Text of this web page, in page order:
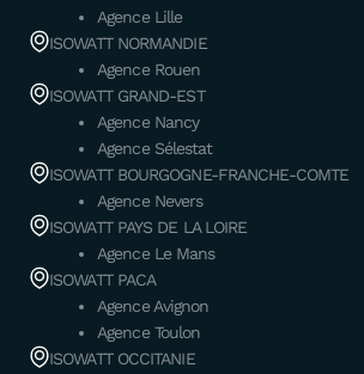
Agence Lille
ISOWATT NORMANDIE
Agence Rouen
ISOWATT GRAND-EST
Agence Nancy
Agence Sélestat
ISOWATT BOURGOGNE-FRANCHE-COMTE
Agence Nevers
ISOWATT PAYS DE LA LOIRE
Agence Le Mans
ISOWATT PACA
Agence Avignon
Agence Toulon
ISOWATT OCCITANIE